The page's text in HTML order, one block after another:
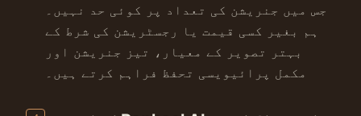
جس میں جنریشن کی تعداد پر کوئی حد نہیں۔
ہم بغیر کسی قیمت یا رجسٹریشن کی شرط کے
بہتر تصویر کے معیار، تیز جنریشن اور
مکمل پرائیویسی تحفظ فراہم کرتے ہیں۔